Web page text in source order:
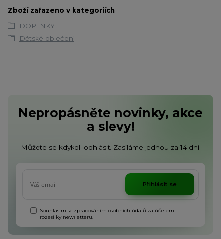
Zboží zařazeno v kategoriích
DOPLNKY
Dětské oblečení
Nepropásněte novinky, akce
a slevy!
Můžete se kdykoli odhlásit. Zasíláme jednou za 14 dní.
Přihlásit se
Souhlasím se zpracováním osobních údajů za účelem
rozesílky newsletteru.